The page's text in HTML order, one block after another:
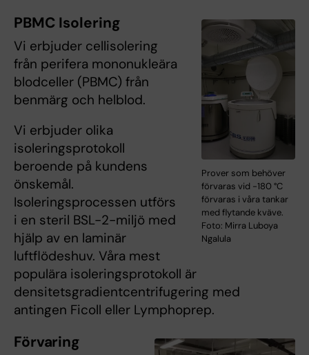
Prover som behöver
förvaras vid -180 °C
förvaras i våra tankar
med flytande kväve.
Foto: Mirra Luboya
Ngalula
PBMC Isolering
Vi erbjuder cellisolering
från perifera mononukleära
blodceller (PBMC) från
benmärg och helblod.
Vi erbjuder olika
isoleringsprotokoll
beroende på kundens
önskemål.
Isoleringsprocessen utförs
i en steril BSL-2-miljö med
hjälp av en laminär
luftflödeshuv. Våra mest
populära isoleringsprotokoll är
densitetsgradientcentrifugering med
antingen Ficoll eller Lymphoprep.
Förvaring